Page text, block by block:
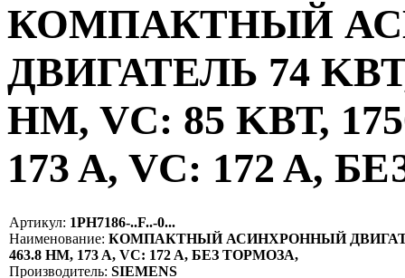
КОМПАКТНЫЙ
ДВИГАТЕЛЬ 74
НM, VC: 85 KВТ,
173 A, VC: 172 A,
Артикул: 1PH7186-..F..-0...
Наименование: КОМПАКТНЫЙ АСИНХРОННЫЙ
463.8 НM, 173 A, VC: 172 A, БЕЗ ТОРМОЗА,
Производитель: SIEMENS